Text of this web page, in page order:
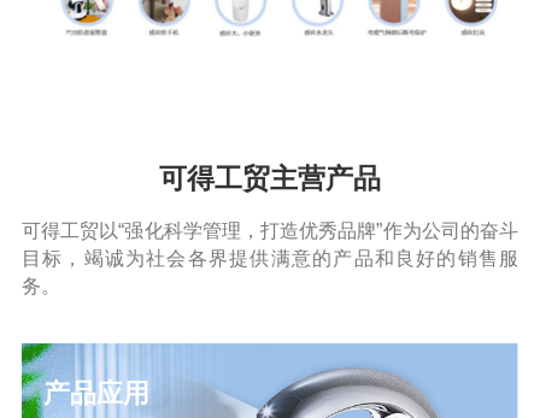
4
可得工贸主营产品
可得工贸以“强化科学管理，打造优秀品牌”作为公司的奋斗
目标，竭诚为社会各界提供满意的产品和良好的销售服
务。
产品应用